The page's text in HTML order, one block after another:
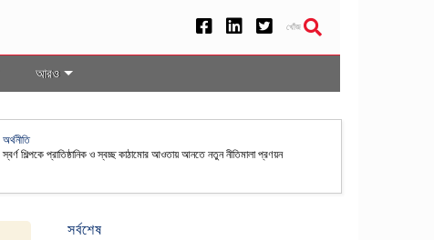
খোঁজ
আরও
ভ্রমণ
বাংলাদেশসহ ৫০ দেশের নাগরিকদের জন্য যুক্তরাষ্ট্রে ভিসা বন্ড ব্যবস্থা স্থায়ী
সর্বশেষ